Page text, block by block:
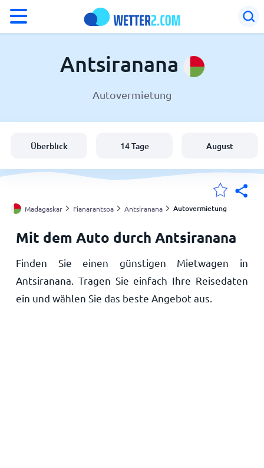
Wetter in Antsiranana
Schweiz
Deutschland
Meine Standorte
Startseite
Antsiranana
Autovermietung
Überblick 14 Tage August
Madagaskar Fianarantsoa Antsiranana Autovermietung
Mit dem Auto durch Antsiranana
Finden Sie einen günstigen Mietwagen in
Antsiranana. Tragen Sie einfach Ihre Reisedaten
ein und wählen Sie das beste Angebot aus.